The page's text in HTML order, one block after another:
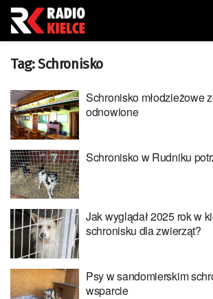
Tag:Schronisko
Schronisko młodzieżowe
odnowione
Schronisko w Rudniku
Jak wyglądał 2025 rok w
schronisku dla zwierząt?
Psy w sandomierskim
wsparcie